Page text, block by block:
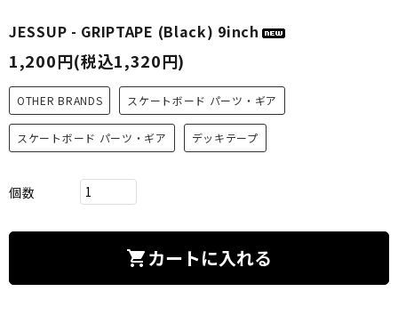
JESSUP - GRIPTAPE (Black) 9inch
1,200円(税込1,320円)
OTHER BRANDS スケートボード パーツ・ギア
スケートボード パーツ・ギア デッキテープ
個数
shopping_cart カートに入れる